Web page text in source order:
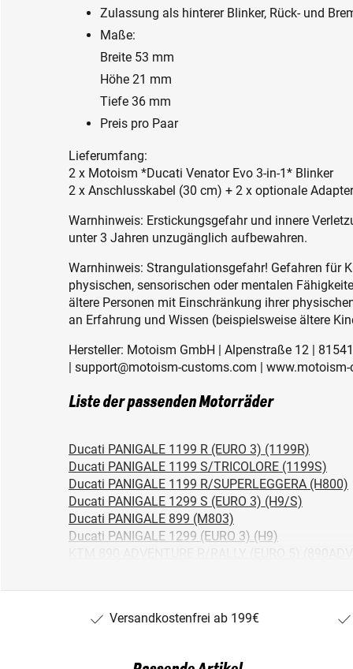
Zulassung als hinterer Blinker, Rück- und
Maße:
Breite 53 mm
Höhe 21 mm
Tiefe 36 mm
Preis pro Paar
Lieferumfang:
2 x Motoism *Ducati Venator Evo 3-in-1* Blinker
2 x Anschlusskabel (30 cm) + 2 x optionale
Warnhinweis: Erstickungsgefahr und innere
unter 3 Jahren unzugänglich aufbewahren.
Warnhinweis: Strangulationsgefahr! Gefahren für
physischen, sensorischen oder mentalen
ältere Personen mit Einschränkung ihrer
an Erfahrung und Wissen (beispielsweise ältere
Hersteller: Motoism GmbH | Alpenstraße 12 |
| support@motoism-customs.com |
Liste der passenden Motorräder
Ducati PANIGALE 1199 R (EURO 3) (1199R)
Ducati PANIGALE 1199 S/TRICOLORE (1199S)
Ducati PANIGALE 1199 R/SUPERLEGGERA (H800)
Ducati PANIGALE 1299 S (EURO 3) (H9/S)
Ducati PANIGALE 899 (M803)
Ducati PANIGALE 1299 (EURO 3) (H9)
Husqvarna Svartpilen 125 (Euro 5+) (HQSP125/24)
Ducati MULTISTRADA 1260 S GRAND TOUR
Versandkostenfrei ab 199€